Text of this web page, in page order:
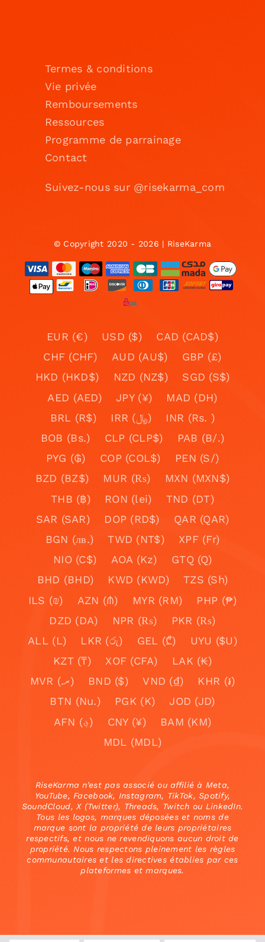
Termes & conditions
Vie privée
Remboursements
Ressources
Programme de parrainage
Contact
Suivez-nous sur @risekarma_com
© Copyright 2020 - 2026 | RiseKarma
EUR (€) USD ($)
CAD (CAD$)
CHF (CHF)
AUD (AU$)
GBP (£)
HKD (HKD$)
NZD (NZ$)
SGD (S$)
AED (AED)
JPY (¥)
MAD (DH)
BRL (R$)
IRR (﷼)
INR (Rs. )
BOB (Bs.)
CLP (CLP$)
PAB (B/.)
PYG (₲)
COP (COL$)
PEN (S/)
BZD (BZ$)
MUR (₨)
MXN (MXN$)
THB (฿)
RON (lei)
TND (DT)
SAR (SAR)
DOP (RD$)
QAR (QAR)
BGN (лв.)
TWD (NT$)
XPF (Fr)
NIO (C$)
AOA (Kz)
GTQ (Q)
BHD (BHD)
KWD (KWD)
TZS (Sh)
ILS (₪)
AZN (₼) MYR (RM)
PHP (₱)
DZD (DA)
NPR (₨)
PKR (₨)
ALL (L)
LKR (රු) GEL (₾)
UYU ($U)
KZT (₸)
XOF (CFA)
LAK (₭)
MVR (.ރ)
BND ($) VND (₫)
KHR (៛)
BTN (Nu.)
PGK (K)
JOD (JD)
AFN (؋)
CNY (¥)
BAM (KM)
MDL (MDL)
RiseKarma n’est pas associé ou affilié à Meta,
YouTube, Facebook, Instagram, TikTok, Spotify,
SoundCloud, X (Twitter), Threads, Twitch ou LinkedIn.
Tous les logos, marques déposées et noms de
marque sont la propriété de leurs propriétaires
respectifs, et nous ne revendiquons aucun droit de
propriété. Nous respectons pleinement les règles
communautaires et les directives établies par ces
plateformes et marques.